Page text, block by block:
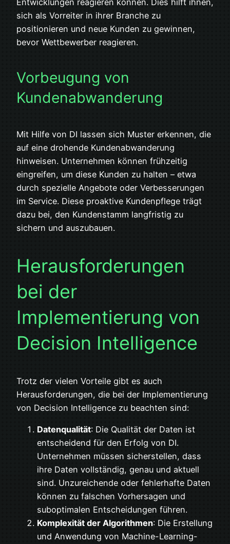
sich als Vorreiter in ihrer Branche zu
positionieren und neue Kunden zu gewinnen,
bevor Wettbewerber reagieren.
Vorbeugung von
Kundenabwanderung
Mit Hilfe von DI lassen sich Muster erkennen, die
auf eine drohende Kundenabwanderung
hinweisen. Unternehmen können frühzeitig
eingreifen, um diese Kunden zu halten – etwa
durch spezielle Angebote oder Verbesserungen
im Service. Diese proaktive Kundenpflege trägt
dazu bei, den Kundenstamm langfristig zu
sichern und auszubauen.
Herausforderungen
bei der
Implementierung von
Decision Intelligence
Trotz der vielen Vorteile gibt es auch
Herausforderungen, die bei der Implementierung
von Decision Intelligence zu beachten sind:
Datenqualität: Die Qualität der Daten ist
entscheidend für den Erfolg von DI.
Unternehmen müssen sicherstellen, dass
ihre Daten vollständig, genau und aktuell
sind. Unzureichende oder fehlerhafte Daten
können zu falschen Vorhersagen und
suboptimalen Entscheidungen führen.
Komplexität der Algorithmen: Die Erstellung
und Anwendung von Machine-Learning-